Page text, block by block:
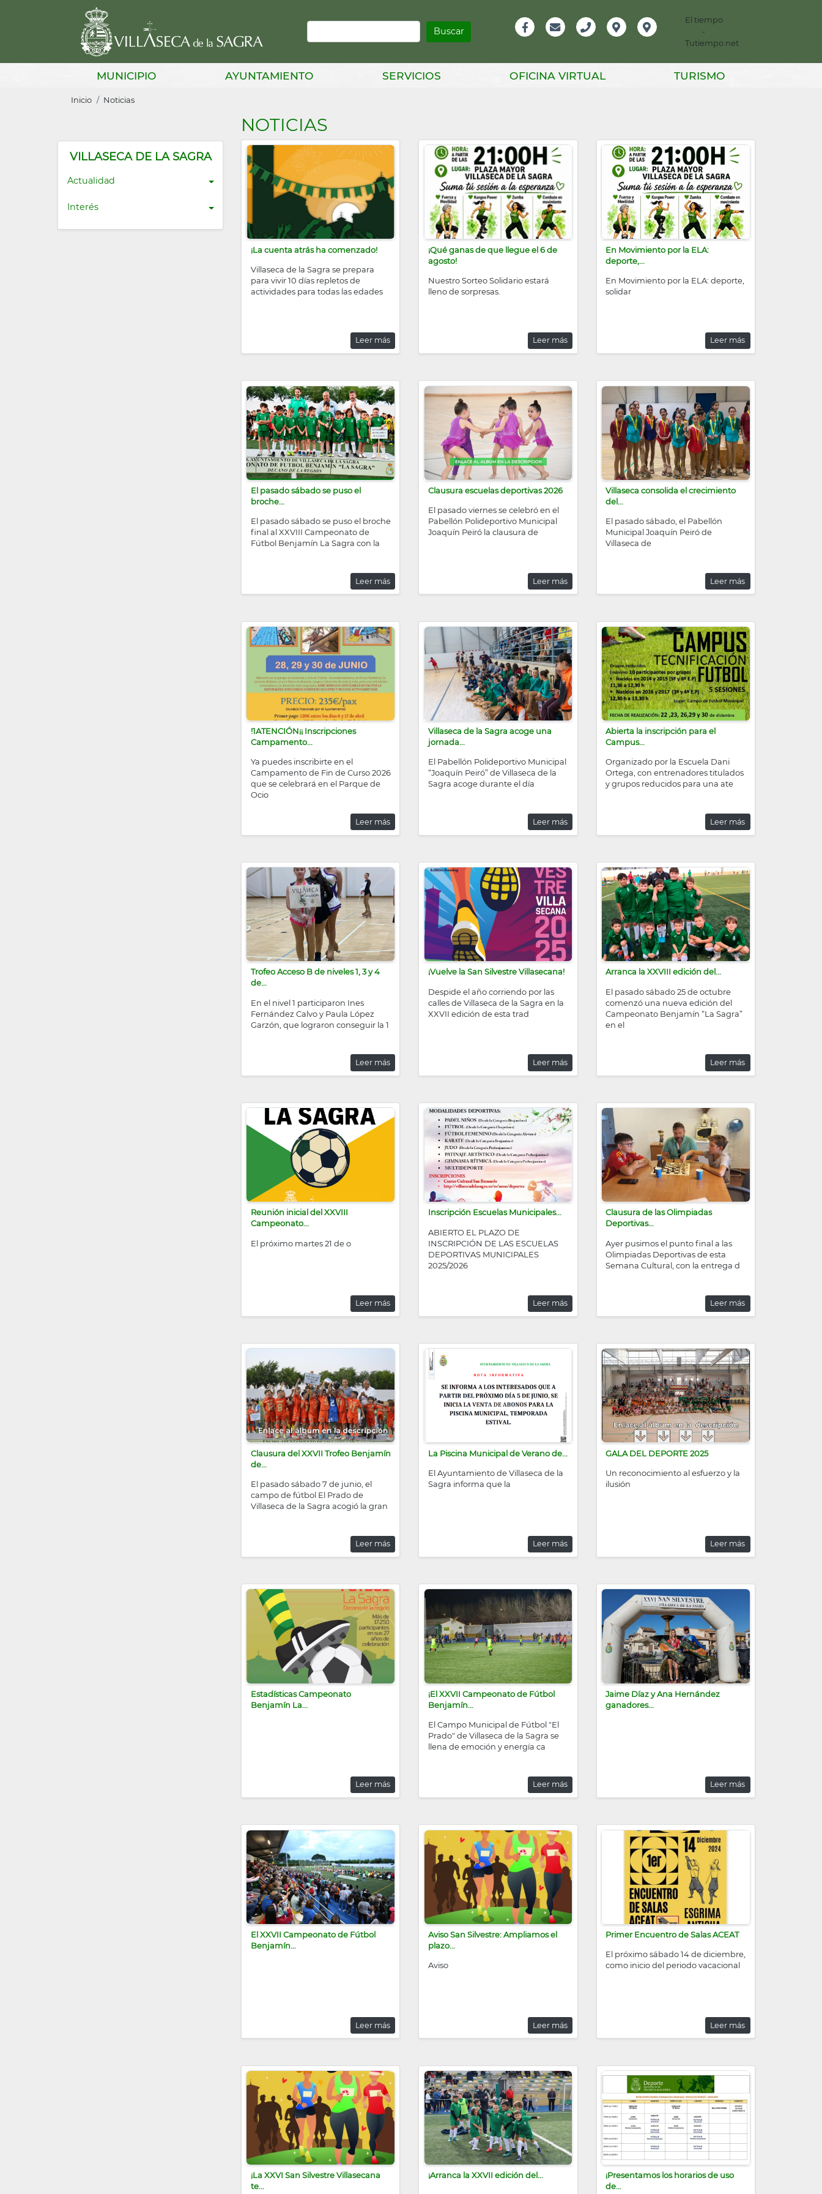
Buscar
Información
El tiempo
-
Tutiempo.net
MUNICIPIO AYUNTAMIENTO SERVICIOS OFICINA VIRTUAL TURISMO
Sobrescribir
de
ayuda
a
la
Inicio Noticias
VILLASECA DE LA SAGRA
Actualidad
Interés
NOTICIAS
¡La cuenta atrás ha comenzado!
Villaseca de la Sagra se prepara
para vivir 10 días repletos de
actividades para todas las edades
Leer más
¡Qué ganas de que llegue el 6 de
agosto!
Nuestro Sorteo Solidario estará
lleno de sorpresas.
Leer más
En Movimiento por la ELA:
deporte,...
En Movimiento por la ELA: deporte,
solidar
Leer más
El pasado sábado se puso el
broche...
El pasado sábado se puso el broche
final al XXVIII Campeonato de
Fútbol Benjamín La Sagra con la
Leer más
Clausura escuelas deportivas 2026
El pasado viernes se celebró en el
Pabellón Polideportivo Municipal
Joaquín Peiró la clausura de
Leer más
Villaseca consolida el crecimiento
del...
El pasado sábado, el Pabellón
Municipal Joaquín Peiró de
Villaseca de
Leer más
!1ATENCIÓN¡¡ Inscripciones
Campamento...
Ya puedes inscribirte en el
Campamento de Fin de Curso 2026
que se celebrará en el Parque de
Ocio
Leer más
Villaseca de la Sagra acoge una
jornada...
El Pabellón Polideportivo Municipal
“Joaquín Peiró” de Villaseca de la
Sagra acoge durante el día
Leer más
Abierta la inscripción para el
Campus...
Organizado por la Escuela Dani
Ortega, con entrenadores titulados
y grupos reducidos para una ate
Leer más
Trofeo Acceso B de niveles 1, 3 y 4
de...
En el nivel 1 participaron Ines
Fernández Calvo y Paula López
Garzón, que lograron conseguir la 1
Leer más
¡Vuelve la San Silvestre Villasecana!
Despide el año corriendo por las
calles de Villaseca de la Sagra en la
XXVII edición de esta trad
Leer más
Arranca la XXVIII edición del...
El pasado sábado 25 de octubre
comenzó una nueva edición del
Campeonato Benjamín “La Sagra”
en el
Leer más
Reunión inicial del XXVIII
Campeonato...
El próximo martes 21 de o
Leer más
Inscripción Escuelas Municipales...
ABIERTO EL PLAZO DE
INSCRIPCIÓN DE LAS ESCUELAS
DEPORTIVAS MUNICIPALES
2025/2026
Leer más
Clausura de las Olimpiadas
Deportivas...
Ayer pusimos el punto final a las
Olimpiadas Deportivas de esta
Semana Cultural, con la entrega d
Leer más
Clausura del XXVII Trofeo Benjamín
de...
El pasado sábado 7 de junio, el
campo de fútbol El Prado de
Villaseca de la Sagra acogió la gran
Leer más
La Piscina Municipal de Verano de...
El Ayuntamiento de Villaseca de la
Sagra informa que la
Leer más
GALA DEL DEPORTE 2025
Un reconocimiento al esfuerzo y la
ilusión
Leer más
Estadísticas Campeonato
Benjamín La...
Leer más
¡El XXVII Campeonato de Fútbol
Benjamín...
El Campo Municipal de Fútbol "El
Prado" de Villaseca de la Sagra se
llena de emoción y energía ca
Leer más
Jaime Díaz y Ana Hernández
ganadores...
Leer más
El XXVII Campeonato de Fútbol
Benjamín...
Leer más
Aviso San Silvestre: Ampliamos el
plazo...
Aviso
Leer más
Primer Encuentro de Salas ACEAT
El próximo sábado 14 de diciembre,
como inicio del periodo vacacional
Leer más
¡La XXVI San Silvestre Villasecana
te...
¡Arranca la XXVII edición del...
¡Presentamos los horarios de uso
de...